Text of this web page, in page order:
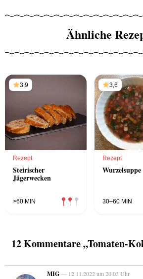
Ähnliche
3,9
Rezept
Steirischer
Jägerwecken
>60 MIN
3,6
Rezept
Wurzelsuppe
30–60 MIN
12 Kommentare „Tomaten-
MIG— 12.11.2022 um 20:03 Uhr